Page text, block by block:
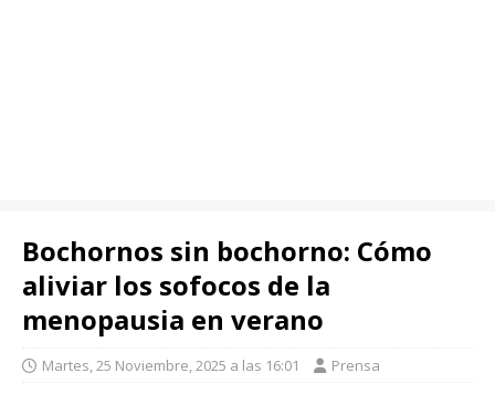
Bochornos sin bochorno: Cómo
aliviar los sofocos de la
menopausia en verano
Martes, 25 Noviembre, 2025 a las 16:01 Prensa